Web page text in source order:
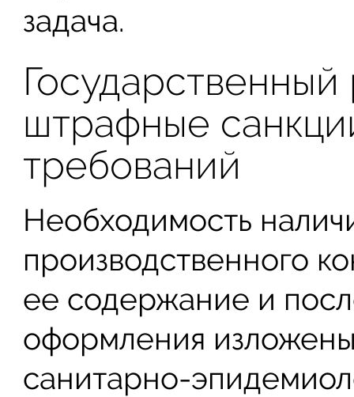
задача.
штрафные
требований
Необходимость
производственного
ее содержание и
оформления
санитарно-